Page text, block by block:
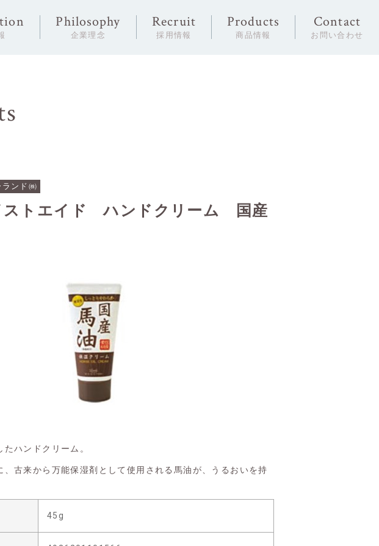
Philosophy
企業理念
Recruit
採用情報
Products
商品情報
Contact
お問い合わせ
ンド㈱
ストエイド ハンドクリーム 国産
ハンドクリーム。
、古来から万能保湿剤として使用される馬油が、うるおいを持
45g